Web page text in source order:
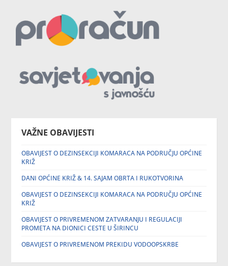
VAŽNE OBAVIJESTI
OBAVIJEST O DEZINSEKCIJI KOMARACA NA PODRUČJU OPĆINE
KRIŽ
DANI OPĆINE KRIŽ & 14. SAJAM OBRTA I RUKOTVORINA
OBAVIJEST O DEZINSEKCIJI KOMARACA NA PODRUČJU OPĆINE
KRIŽ
OBAVIJEST O PRIVREMENOM ZATVARANJU I REGULACIJI
PROMETA NA DIONICI CESTE U ŠIRINCU
OBAVIJEST O PRIVREMENOM PREKIDU VODOOPSKRBE